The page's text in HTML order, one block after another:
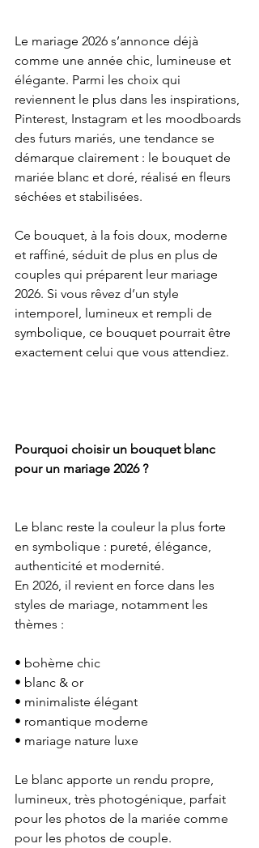
Le mariage 2026 s’annonce déjà
comme une année chic, lumineuse et
élégante. Parmi les choix qui
reviennent le plus dans les inspirations,
Pinterest, Instagram et les moodboards
des futurs mariés, une tendance se
démarque clairement : le bouquet de
mariée blanc et doré, réalisé en fleurs
séchées et stabilisées.
Ce bouquet, à la fois doux, moderne
et raffiné, séduit de plus en plus de
couples qui préparent leur mariage
2026. Si vous rêvez d’un style
intemporel, lumineux et rempli de
symbolique, ce bouquet pourrait être
exactement celui que vous attendiez.
Pourquoi choisir un bouquet blanc
pour un mariage 2026 ?
Le blanc reste la couleur la plus forte
en symbolique : pureté, élégance,
authenticité et modernité.
En 2026, il revient en force dans les
styles de mariage, notamment les
thèmes :
• bohème chic
• blanc & or
• minimaliste élégant
• romantique moderne
• mariage nature luxe
Le blanc apporte un rendu propre,
lumineux, très photogénique, parfait
pour les photos de la mariée comme
pour les photos de couple.